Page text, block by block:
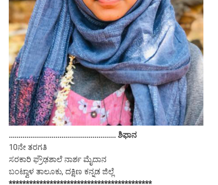
....................................................... ಶಿಫಾನ
10ನೇ ತರಗತಿ
ಸರಕಾರಿ ಫ್ರೌಢಶಾಲೆ ನಾರ್ಶ ಮೈದಾನ
ಬಂಟ್ವಾಳ ತಾಲೂಕು, ದಕ್ಷಿಣ ಕನ್ನಡ ಜಿಲ್ಲೆ